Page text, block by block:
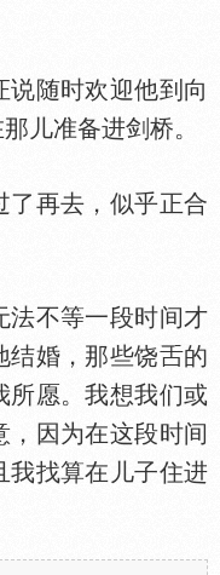
随时欢迎他到向
儿准备进剑桥。
再去，似乎正合
法不等一段时间才
结婚，那些饶
的
所愿。我想我们或
，因为在这段时间
我找算在儿子住进